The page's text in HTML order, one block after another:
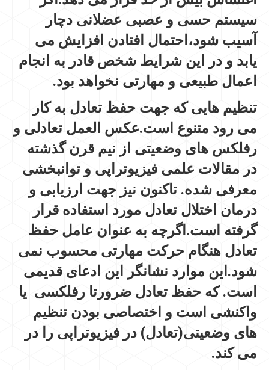
سیستم حسی و عصبی عضلانی دچار
آسیب شود،احتمال افتادن افزایش می
یابد و در این شرایط شخص قادر به انجام
اعمال طبیعی و مهارتی نخواهد بود.
تنظیم هایی که جهت حفظ تعادل به کار
می رود متنوع است.عکس العمل تعادلی و
رفلکس های وضعیتی از نیم قرن گذشته
در مقالات علمی فیزیوتراپی و توانبخشی
معرفی شده. تاکنون نیز جهت ارزیابی و
درمان اختلال تعادل مورد استفاده قرار
گرفته است.اگرچه به عنوان عامل حفظ
تعادل هنگام حرکت مهارتی محسوب نمی
شود.این موارد نشانگر این ادعای قدیمی
است. که حفظ تعادل ضرورتا رفلکسی یا
واکنشی است و اختصاصی بودن تنظیم
های وضعیتی(تعادل) در فیزیوتراپی را در
می کند.